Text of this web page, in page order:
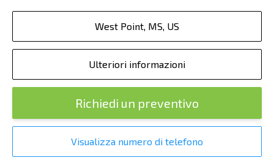
West Point, MS, US
Ulteriori informazioni
Richiedi un preventivo
Visualizza numero di telefono